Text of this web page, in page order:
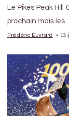
Le Pikes Peak Hill
prochain mais les …
Frédéric Euvrard 15